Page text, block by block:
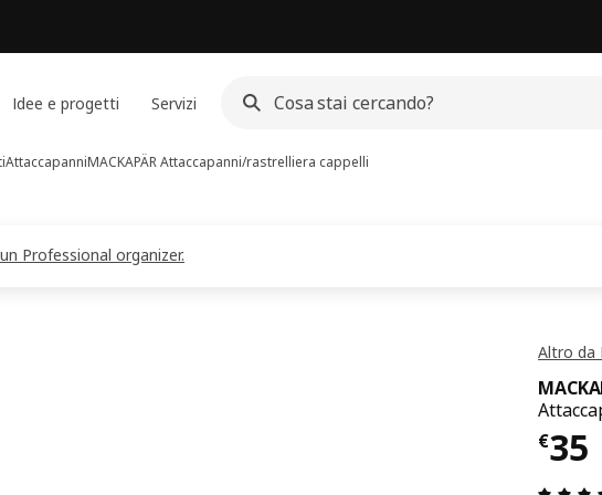
Idee e progetti Servizi
AttaccapanniMACKAPÄRAttaccapanni/rastrelliera cappelli
Professional organizer.
Altro da
€35